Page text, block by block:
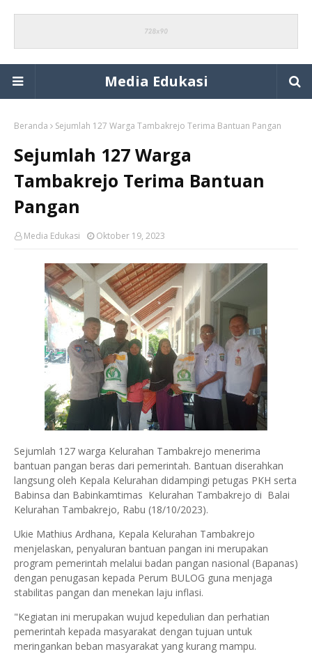
Media Edukasi
Beranda Sejumlah 127 Warga Tambakrejo Terima Bantuan Pangan
Sejumlah 127 Warga
Tambakrejo Terima Bantuan
Pangan
Media Edukasi Oktober 19, 2023
Sejumlah 127 warga Kelurahan Tambakrejo menerima
bantuan pangan beras dari pemerintah. Bantuan diserahkan
langsung oleh Kepala Kelurahan didampingi petugas PKH serta
Babinsa dan Babinkamtimas Kelurahan Tambakrejo di Balai
Kelurahan Tambakrejo, Rabu (18/10/2023).
Ukie Mathius Ardhana, Kepala Kelurahan Tambakrejo
menjelaskan, penyaluran bantuan pangan ini merupakan
program pemerintah melalui badan pangan nasional (Bapanas)
dengan penugasan kepada Perum BULOG guna menjaga
stabilitas pangan dan menekan laju inflasi.
"Kegiatan ini merupakan wujud kepedulian dan perhatian
pemerintah kepada masyarakat dengan tujuan untuk
meringankan beban masyarakat yang kurang mampu.